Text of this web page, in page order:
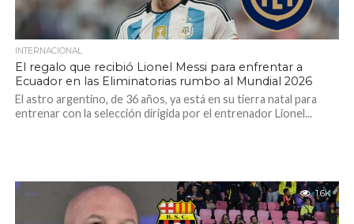
INTERNACIONAL
El regalo que recibió Lionel Messi para enfrentar a
Ecuador en las Eliminatorias rumbo al Mundial 2026
El astro argentino, de 36 años, ya está en su tierra natal para
entrenar con la selección dirigida por el entrenador Lionel...
1.6K